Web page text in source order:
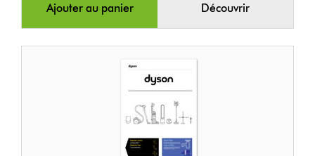
Ajouter au panier Découvrir